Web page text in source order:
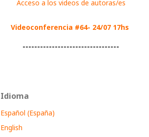
Acceso a los videos de autoras/es
Videoconferencia #64- 24/07 17hs
---------------------------------
Idioma
Español (España)
English